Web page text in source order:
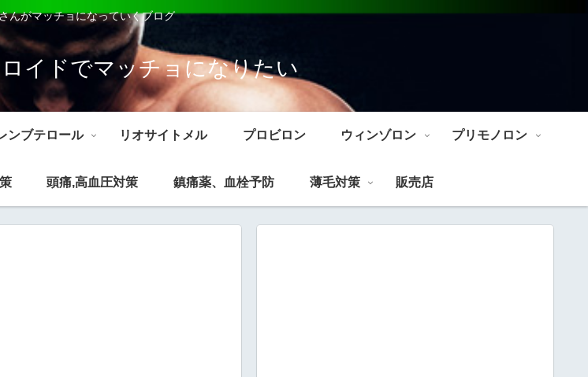
んがマッチョになっていくブログ
イドでマッチョになりたい
ンブテロール リオサイトメル プロビロン ウィンゾロン プリモノロン
頭痛,高血圧対策 鎮痛薬、血栓予防 薄毛対策 販売店